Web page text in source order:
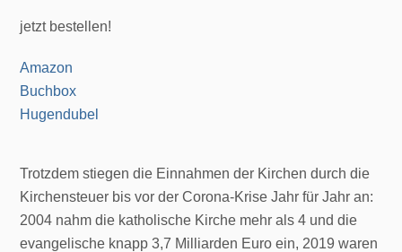
jetzt bestellen!
Amazon
Buchbox
Hugendubel
Trotzdem stiegen die Einnahmen der Kirchen durch die
Kirchensteuer bis vor der Corona-Krise Jahr für Jahr an:
2004 nahm die katholische Kirche mehr als 4 und die
evangelische knapp 3,7 Milliarden Euro ein, 2019 waren